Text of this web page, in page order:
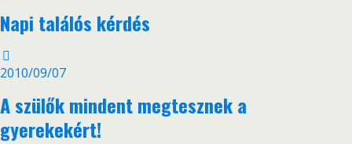
Napi találós kérdés
2010/09/07
A szülők mindent megtesznek a
gyerekekért!